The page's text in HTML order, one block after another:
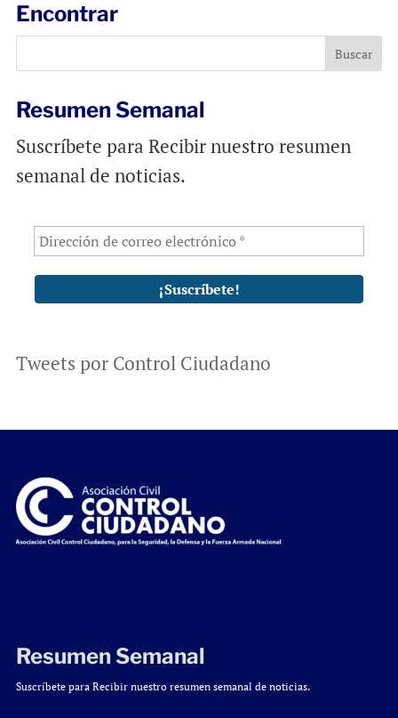
o
k
p
Encontrar
Resumen Semanal
Suscríbete para Recibir nuestro resumen
semanal de noticias.
Tweets por Control Ciudadano
Resumen Semanal
Suscríbete para Recibir nuestro resumen semanal de noticias.